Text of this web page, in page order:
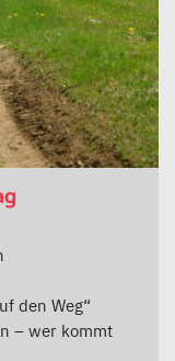
den Weg“
– wer kommt